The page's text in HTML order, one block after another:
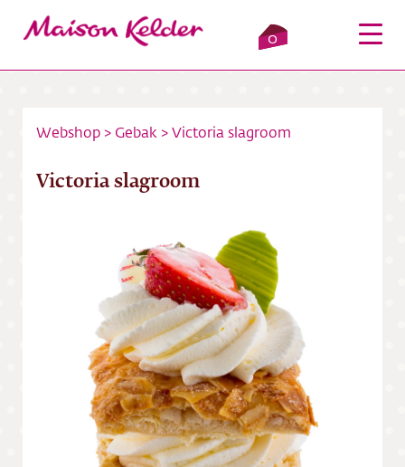
0
Inloggen
Verkooppunten
Bezorging
Webshop > Gebak >Victoria slagroom
Victoria slagroom